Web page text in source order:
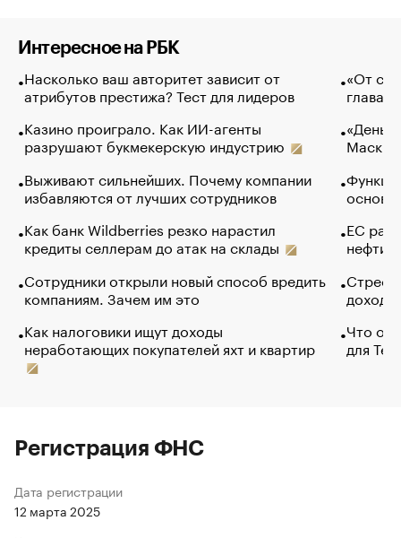
Интересное на РБК
Насколько ваш авторитет зависит от
атрибутов престижа? Тест для лидеров
Казино проиграло. Как ИИ-агенты
разрушают букмекерскую индустрию
Выживают сильнейших. Почему компании
избавляются от лучших сотрудников
Как банк Wildberries резко нарастил
кредиты селлерам до атак на склады
Сотрудники открыли новый способ вредить
компаниям. Зачем им это
Как налоговики ищут доходы
неработающих покупателей яхт и квартир
«От
глава
Маск в
основ
ЕС
нефти
Что
для
Регистрация ФНС
Дата регистрации
12 марта 2025